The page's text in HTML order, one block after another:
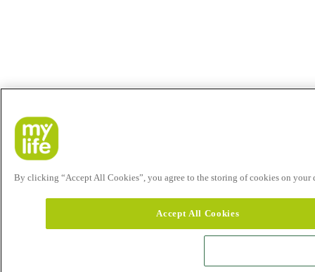
By clicking “Accept All Cookies”, you agree to the storing of cookies on your
Accept All Cookies